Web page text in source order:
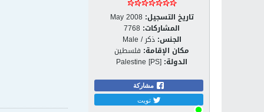
تاريخ التسجيل: May 2008
المشاركات: 7768
الجنس: ذكر / Male
مكان الإقامة: فلسطين
الدولة: Palestine [PS]
مشاركة
تويت